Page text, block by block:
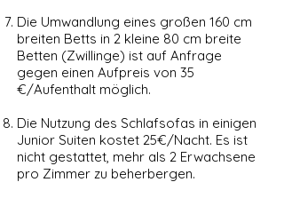
Die Umwandlung eines großen 160 cm
breiten Betts in 2 kleine 80 cm breite
Betten (Zwillinge) ist auf Anfrage
gegen einen Aufpreis von 35
€/Aufenthalt möglich.
Die Nutzung des Schlafsofas in einigen
Junior Suiten kostet 25€/Nacht. Es ist
nicht gestattet, mehr als 2 Erwachsene
pro Zimmer zu beherbergen.